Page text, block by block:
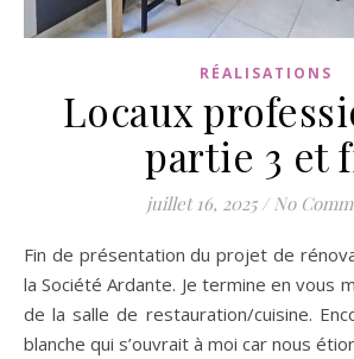
RÉALISATIONS
Locaux
partie 3 et
juillet 16, 2025 / No
Fin de présentation du projet de rénovation des locaux de
la Société Ardante. Je termine en vous
de la salle de restauration/cuisine.
blanche qui s’ouvrait à moi car nous